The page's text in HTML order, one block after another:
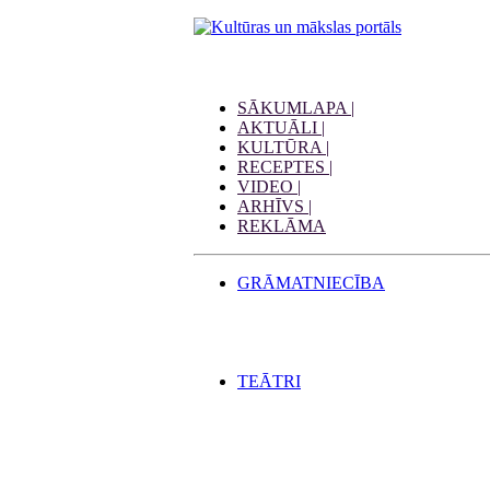
SĀKUMLAPA |
AKTUĀLI |
KULTŪRA |
RECEPTES |
VIDEO |
ARHĪVS |
REKLĀMA
GRĀMATNIECĪBA
TEĀTRI